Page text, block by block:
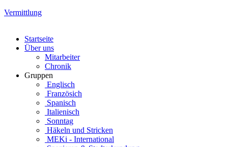
Vermittlung
Startseite
Über uns
Mitarbeiter
Chronik
Gruppen
Englisch
Französich
Spanisch
Italienisch
Sonntag
Häkeln und Stricken
MEKi - International